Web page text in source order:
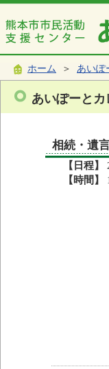
ホーム ＞ あいぽ
あいぽーと
相続・遺
【日程】
【時間】